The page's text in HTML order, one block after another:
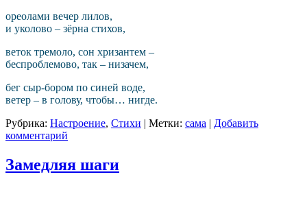
ореолами вечер лилов,
и уколово – зёрна стихов,
веток тремоло, сон хризантем –
беспроблемово, так – низачем,
бег сыр-бором по синей воде,
ветер – в голову, чтобы… нигде.
Рубрика: Настроение, Стихи | Метки: сама | Добавить
комментарий
Замедляя шаги